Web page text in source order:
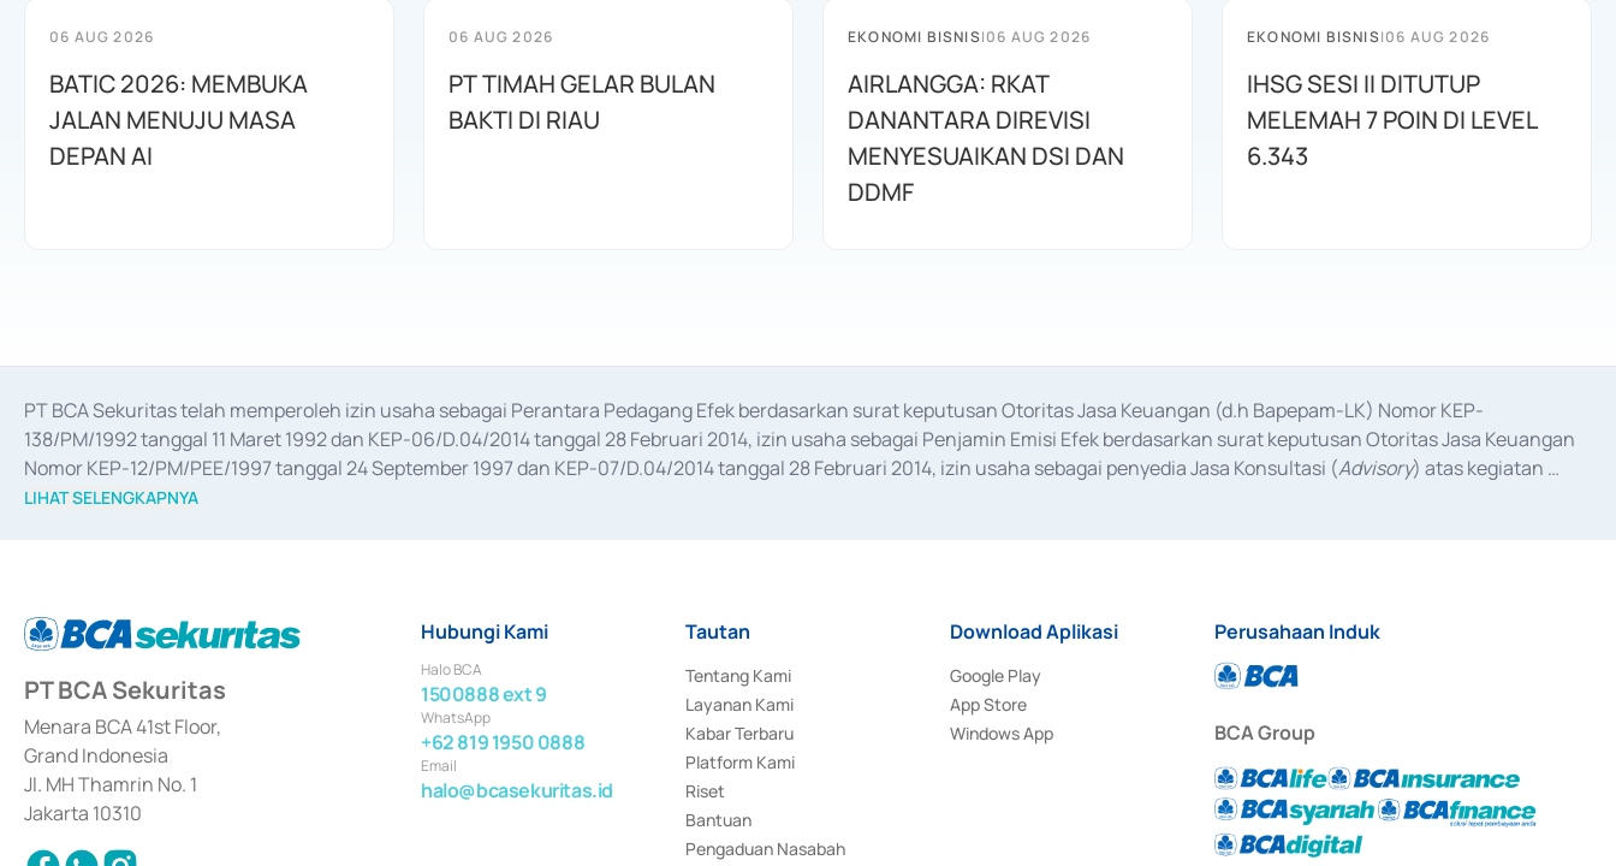
06 AUG 2026
BATIC 2026: MEMBUKA
JALAN MENUJU MASA
DEPAN AI
06 AUG 2026
PT TIMAH GELAR BULAN
BAKTI DI RIAU
EKONOMI BISNIS|06 AUG 2026
AIRLANGGA: RKAT
DANANTARA DIREVISI
MENYESUAIKAN DSI DAN
DDMF
EKONOMI BISNIS|06 AUG 2026
IHSG SESI II DITUTUP
MELEMAH 7 POIN DI LEVEL
6.343
PT BCA Sekuritas telah memperoleh izin usaha sebagai Perantara Pedagang Efek berdasarkan surat keputusan Otoritas Jasa Keuangan (d.h Bapepam-LK) Nomor KEP-
138/PM/1992 tanggal 11 Maret 1992 dan KEP-06/D.04/2014 tanggal 28 Februari 2014, izin usaha sebagai Penjamin Emisi Efek berdasarkan surat keputusan Otoritas Jasa Keuangan
Nomor KEP-12/PM/PEE/1997 tanggal 24 September 1997 dan KEP-07/D.04/2014 tanggal 28 Februari 2014, izin usaha sebagai penyedia Jasa Konsultasi (Advisory) atas kegiatan
merger, akuisisi, divestasi, dan
LIHAT SELENGKAPNYA
PT BCA Sekuritas
Menara BCA 41st Floor,
Grand Indonesia
Jl. MH Thamrin No. 1
Jakarta 10310
Hubungi Kami
Halo BCA
1500888 ext 9
WhatsApp
+62 819 1950 0888
Email
halo@bcasekuritas.id
Tautan
Tentang Kami
Layanan Kami
Kabar Terbaru
Platform Kami
Riset
Bantuan
Pengaduan Nasabah
Download Aplikasi
Google Play
App Store
Windows App
Perusahaan Induk
BCA Group